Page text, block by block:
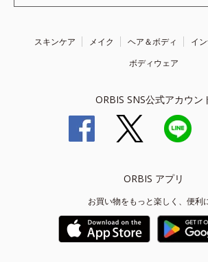
スキンケア メイク ヘア＆ボディ
イ
ボディウェア
ORBIS SNS公式アカウン
ORBIS アプリ
お買い物をもっと楽しく、便利